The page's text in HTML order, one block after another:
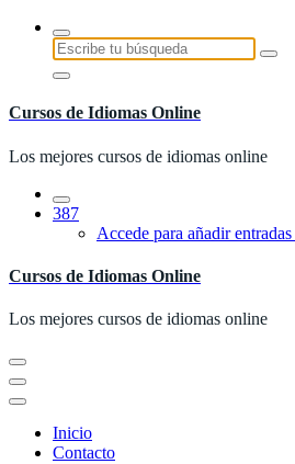
Saltar
contenido
Buscar:
Cursos de Idiomas Online
Los mejores cursos de idiomas online
387
Accede para añadir
Cursos de Idiomas Online
Los mejores cursos de idiomas online
Inicio
Contacto